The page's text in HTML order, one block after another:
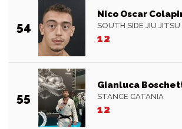
54
Nico Oscar
SOUTH SIDE JIU JITSU
12
55
Gianluca
STANCE CATANIA
12